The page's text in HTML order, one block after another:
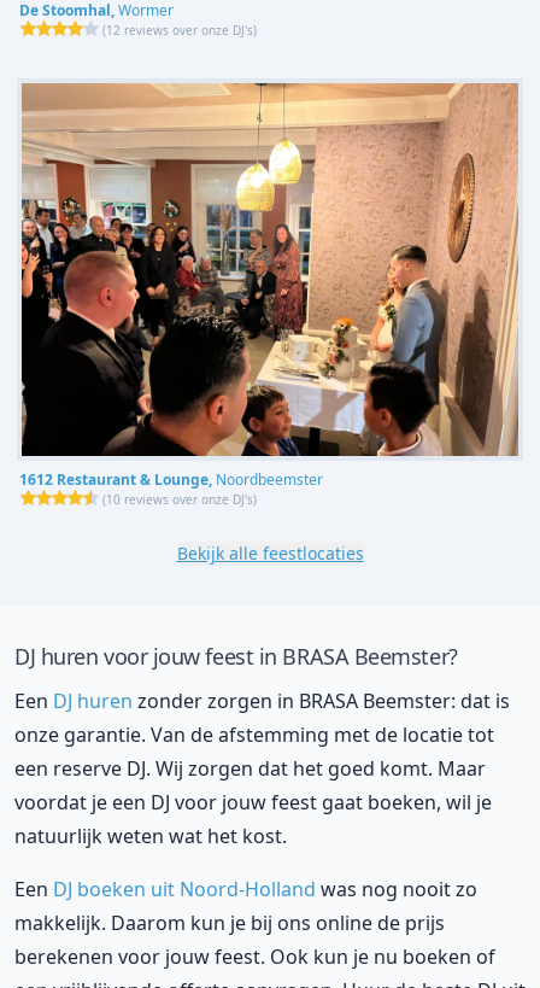
De Stoomhal,Wormer
(12 reviews over onze DJ's)
1612 Restaurant & Lounge, Noordbeemster
(10 reviews over onze DJ's)
Bekijk alle feestlocaties
DJ huren voor jouw feest in BRASA Beemster?
Een DJ huren zonder zorgen in BRASA Beemster: dat is
onze garantie. Van de afstemming met de locatie tot
een reserve DJ. Wij zorgen dat het goed komt. Maar
voordat je een DJ voor jouw feest gaat boeken, wil je
natuurlijk weten wat het kost.
Een DJ boeken uit Noord-Holland was nog nooit zo
makkelijk. Daarom kun je bij ons online de prijs
berekenen voor jouw feest. Ook kun je nu boeken of